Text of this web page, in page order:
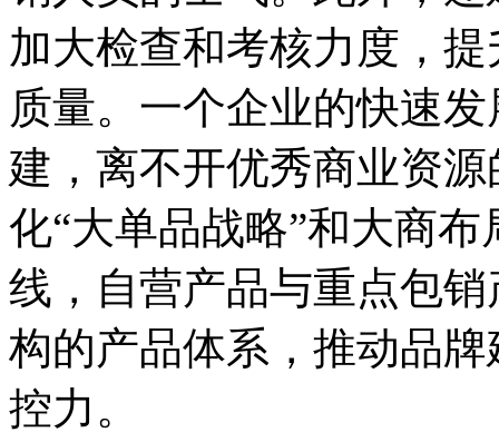
加大检查和考核力度，
质量。一个企业的快速
建，离不开优秀商业资
化“大单品战略”和大商
线，自营产品与重点包
构的产品体系，推动品
控力。